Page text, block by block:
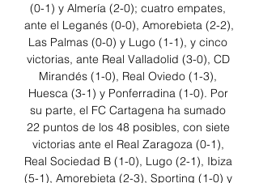
(0-1) y Almería (2-0); cuatro empates,
ante el Leganés (0-0), Amorebieta (2-2),
Las Palmas (0-0) y Lugo (1-1), y cinco
victorias, ante Real Valladolid (3-0), CD
Mirandés (1-0), Real Oviedo (1-3),
Huesca (3-1) y Ponferradina (1-0). Por
su parte, el FC Cartagena ha sumado
22 puntos de los 48 posibles, con siete
victorias ante el Real Zaragoza (0-1),
Real Sociedad B (1-0), Lugo (2-1), Ibiza
(5-1), Amorebieta (2-3), Sporting (1-0) y